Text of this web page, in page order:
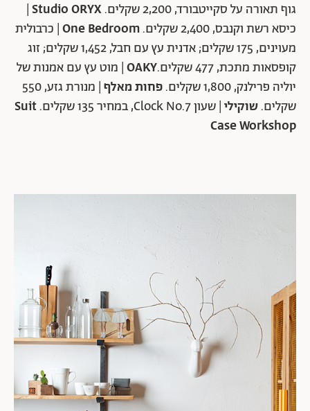
גוף תאורה על סקייטבורד, 2,200 שקלים.
כיסא רשת וקנבס, 2,400 שקלים.
| כרבולית
מעוינים, 175 שקלים; אדנית עץ עם חבל, 1,452 שקלים; זוג
קופסאות מתכת, 477 שקלים.
OAKY | מוט עץ עם אמנות של
יוליה פרילנק, 1,800 שקלים.
פחות מאלף
| מנורת גזע, 550
שקלים.שוקילי | שעון Clock No.7, במחיר 135 שקלים.
Suit
Case Workshop